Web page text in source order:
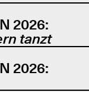
2026:
tanzt
2026: